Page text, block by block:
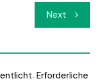
Next
Erforderliche